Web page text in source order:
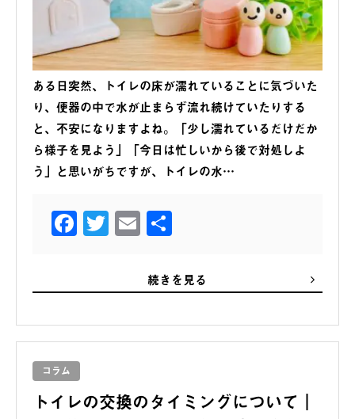
ある日突然、トイレの床が濡れていることに気づいた
り、便器の中で水が止まらず流れ続けていたりする
と、不安になりますよね。「少し濡れているだけだか
ら様子を見よう」「今日は忙しいから後で対処しよ
う」と思いがちですが、トイレの水…
Facebook
Twitter
Email
続きを見る
コラム
トイレの交換のタイミングについて｜